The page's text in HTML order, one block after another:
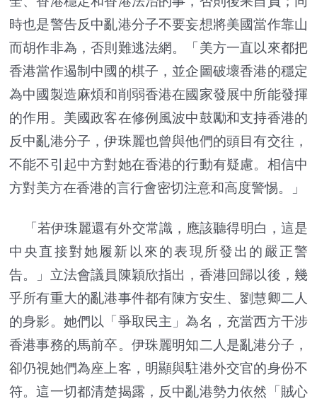
時也是警告反中亂港分子不要妄想將美國當作靠山
而胡作非為，否則難逃法網。「美方一直以來都把
香港當作遏制中國的棋子，並企圖破壞香港的穩定
為中國製造麻煩和削弱香港在國家發展中所能發揮
的作用。美國政客在修例風波中鼓勵和支持香港的
反中亂港分子，伊珠麗也曾與他們的頭目有交往，
不能不引起中方對她在香港的行動有疑慮。相信中
方對美方在香港的言行會密切注意和高度警惕。」
「若伊珠麗還有外交常識，應該聽得明白，這是
中央直接對她履新以來的表現所發出的嚴正警
告。」立法會議員陳穎欣指出，香港回歸以後，幾
乎所有重大的亂港事件都有陳方安生、劉慧卿二人
的身影。她們以「爭取民主」為名，充當西方干涉
香港事務的馬前卒。伊珠麗明知二人是亂港分子，
卻仍視她們為座上客，明顯與駐港外交官的身份不
符。這一切都清楚揭露，反中亂港勢力依然「賊心